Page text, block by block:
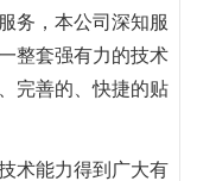
务，本公司深知服
整套强有力的技术
完善的、快捷的贴
术能力得到广大有